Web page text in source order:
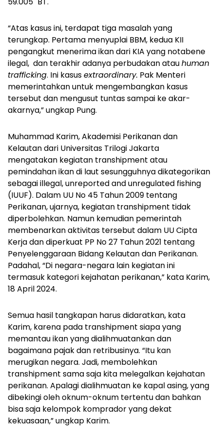
“Atas kasus ini, terdapat tiga masalah yang
terungkap. Pertama menyuplai BBM, kedua KII
pengangkut menerima ikan dari KIA yang notabene
ilegal, dan terakhir adanya perbudakan atauhuman
trafficking. Ini kasusextraordinary. Pak Menteri
memerintahkan untuk mengembangkan kasus
tersebut dan mengusut tuntas sampai ke akar-
akarnya,” ungkap Pung.
Muhammad Karim, Akademisi Perikanan dan
Kelautan dari Universitas Trilogi Jakarta
mengatakan kegiatan transhipment atau
pemindahan ikan di laut sesungguhnya dikategorikan
sebagaiillegal, unreported and unregulated fishing
(IUUF). Dalam UU No 45 Tahun 2009 tentang
Perikanan, ujarnya, kegiatan transhipment tidak
diperbolehkan. Namun kemudian pemerintah
membenarkan aktivitas tersebut dalam UU Cipta
Kerja dan diperkuat PP No 27 Tahun 2021 tentang
Penyelenggaraan Bidang Kelautan dan Perikanan.
Padahal, “Di negara-negara lain kegiatan ini
termasuk kategori kejahatan perikanan,” kata Karim,
18 April 2024.
Semua hasil tangkapan harus didaratkan, kata
Karim, karena pada transhipment siapa yang
memantau ikan yang dialihmuatankan dan
bagaimana pajak dan retribusinya. “Itu kan
merugikan negara. Jadi, membolehkan
transhipment sama saja kita melegalkan kejahatan
perikanan. Apalagi dialihmuatan ke kapal asing, yang
dibekingi oleh oknum-oknum tertentu dan bahkan
bisa saja kelompok komprador yang dekat
kekuasaan,” ungkap Karim.